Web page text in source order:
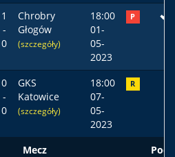
1
-
0
Chrobry
Głogów
(szczegóły)
18:00
01-
05-
2023
P
0
-
0
GKS
Katowice
(szczegóły)
18:00
07-
05-
2023
R
Mecz